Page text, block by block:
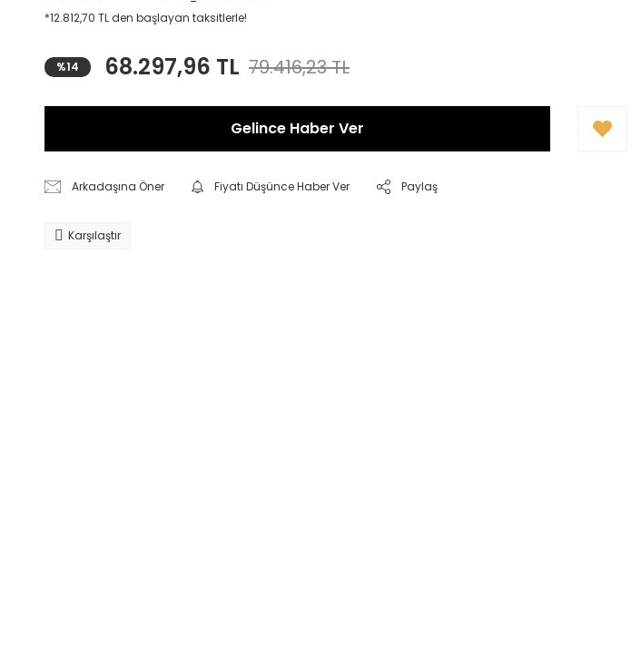
*12.812,70 TL den başlayan taksitlerle!
%14 68.297,96 TL 79.416,23 TL
Gelince Haber Ver
Arkadaşına Öner Fiyatı Düşünce Haber Ver Paylaş
Karşılaştır